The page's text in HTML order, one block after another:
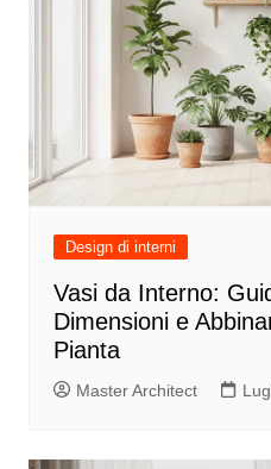
Design di interni
Vasi da Interno:
Dimensioni e
Pianta
Master Architect